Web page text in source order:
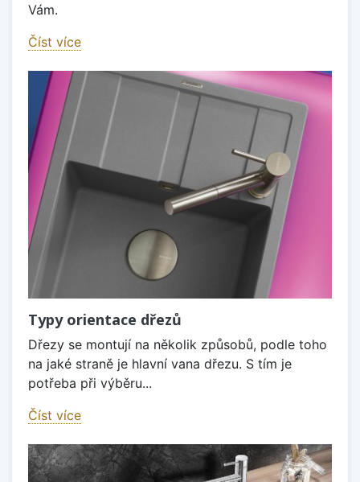
Vám.
Číst více
Typy orientace dřezů
Dřezy se montují na několik způsobů, podle toho
na jaké straně je hlavní vana dřezu. S tím je
potřeba při výběru...
Číst více